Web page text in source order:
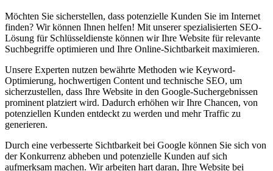
Möchten Sie sicherstellen, dass potenzielle Kunden Sie im Internet
finden? Wir können Ihnen helfen! Mit unserer spezialisierten SEO-
Lösung für Schlüsseldienste können wir Ihre Website für relevante
Suchbegriffe optimieren und Ihre Online-Sichtbarkeit maximieren.
Unsere Experten nutzen bewährte Methoden wie Keyword-
Optimierung, hochwertigen Content und technische SEO, um
sicherzustellen, dass Ihre Website in den Google-Suchergebnissen
prominent platziert wird. Dadurch erhöhen wir Ihre Chancen, von
potenziellen Kunden entdeckt zu werden und mehr Traffic zu
generieren.
Durch eine verbesserte Sichtbarkeit bei Google können Sie sich von
der Konkurrenz abheben und potenzielle Kunden auf sich
aufmerksam machen. Wir arbeiten hart daran, Ihre Website bei